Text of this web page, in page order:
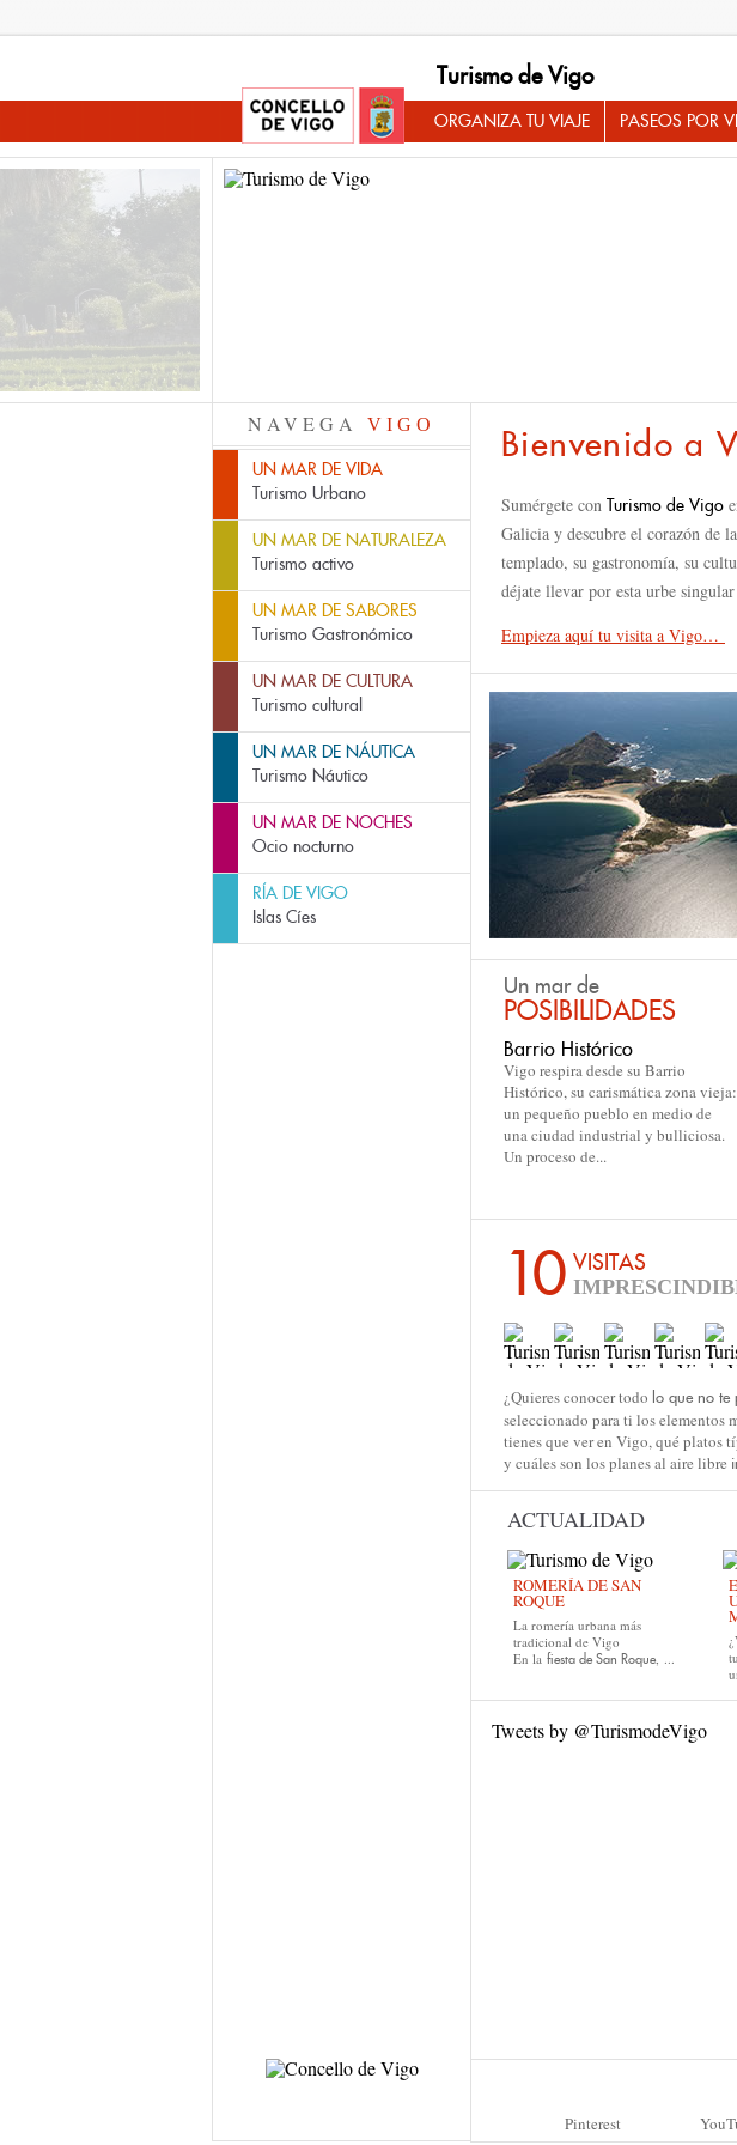
Turismo de Vigo
ORGANIZA TU VIAJE PASEOS POR
NAVEGA VIGO
UN MAR DE VIDA
Turismo Urbano
UN MAR DE NATURALEZA
Turismo activo
UN MAR DE SABORES
Turismo Gastronómico
UN MAR DE CULTURA
Turismo cultural
UN MAR DE NÁUTICA
Turismo Náutico
UN MAR DE NOCHES
Ocio nocturno
RÍA DE VIGO
Islas Cíes
Bienvenido a
Sumérgete con Turismo de Vigo
Galicia y descubre el corazón de
templado, su gastronomía, su
déjate llevar por esta urbe
Empieza aquí tu visita a Vigo…
Un mar de
POSIBILIDADES
Histórico, su carismática zona vieja:
un pequeño pueblo en medio de
una ciudad industrial y bulliciosa.
10 VISITAS
¿Quieres conocer todo lo que no te
seleccionado para ti los elementos
tienes que ver en Vigo, qué platos
y cuáles son los planes al aire libre
ACTUALIDAD
ROMERÍA DE SAN
ROQUE
La romería urbana más
tradicional de Vigo
En la fiesta de San Roque, ...
tu
Tweets by @TurismodeVigo
Pinterest